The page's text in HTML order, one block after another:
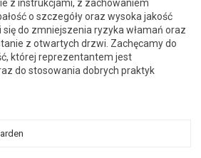
z instrukcjami, z zachowaniem
o szczegóły oraz wysoka jakość
do zmniejszenia ryzyka włamań oraz
z otwartych drzwi. Zachęcamy do
której reprezentantem jest
do stosowania dobrych praktyk